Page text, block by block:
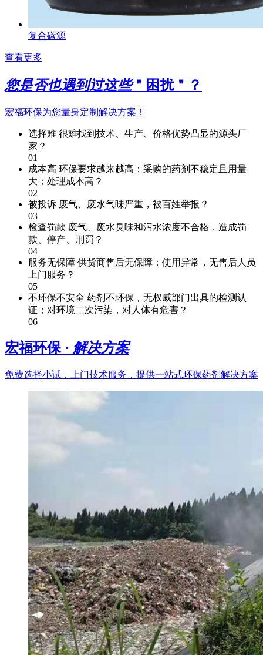
复合碳源
查看更多
您是否也遇到过这些＂困扰＂？
宏福环保为您量身定制解决方案！
选择难 很难找到技术、生产、价格优势凸显的源头厂
家？
01
成本高 环保要求越来越高；采购的药剂不稳定且用量
大；处理成本高？
02
被投诉 废气、废水气味严重，被百姓举报？
03
检查罚款 废气、废水臭味和污水浓度不合格，造成罚
款、停产、刑罚？
04
服务无保障 供货商售后无保障；使用异常，无售后人员
上门服务？
05
不环保不安全 药剂不环保，无权威部门出具的检测认
证；对环境二次污染，对人体有危害？
06
宏福环保 · 解决方案
免费选择小试，上门技术服务，提供一站式环保药剂解决方案